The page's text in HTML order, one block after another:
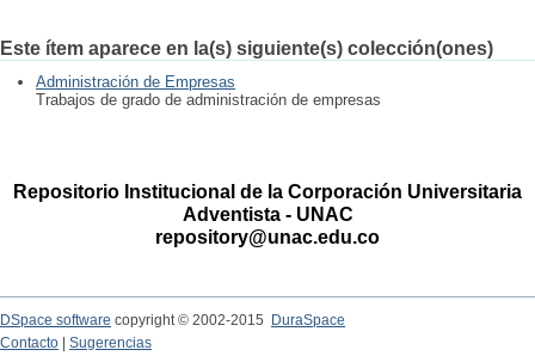
Este ítem aparece en la(s) siguiente(s) colección(ones)
Administración de Empresas
Trabajos de grado de administración de empresas
Repositorio Institucional de la Corporación Universitaria
Adventista - UNAC
repository@unac.edu.co
DSpace software copyright © 2002-2015
DuraSpace
Contacto
Sugerencias